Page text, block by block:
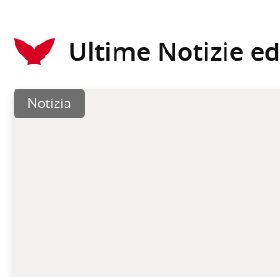
Ultime Notizie
Notizia